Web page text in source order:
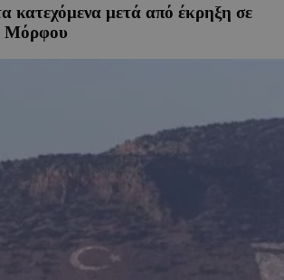
κατεχόμενα μετά από έκρηξη σε
Μόρφου